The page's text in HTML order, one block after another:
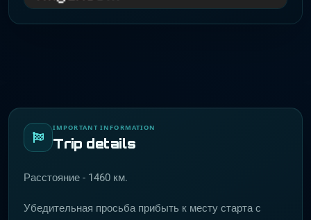
IMPORTANT INFORMATION
Trip details
Расстояние - 1460 км.
Убедительная просьба прибыть к месту старта с